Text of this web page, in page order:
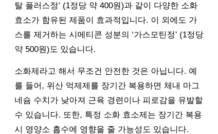
탈 플러스정’ (1정당 약 400원)과 같이 다양한 소화
효소가 함유된 제품이 효과적입니다. 이 외에도 가
스를 제거하는 시메티콘 성분의 ‘가스모틴정’ (1정당
약 500원)도 있습니다.
소화제라고 해서 무조건 안전한 것은 아닙니다. 예
를 들어, 위산 억제제를 장기간 복용하면 체내 마그
네슘 수치가 낮아져 근육 경련이나 피로감을 유발할
수 있습니다. 또한, 특정 소화 효소제는 장기간 복용
시 영양소 흡수에 영향을 줄 가능성도 있습니다.